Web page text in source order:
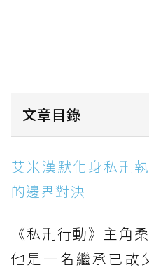
文章目錄
艾米漢默化身私刑
界對決
警方通緝卻被民眾
靈感來自德國真實
論戰
艾米漢默化身私刑
的邊界對決
《私刑行動》主角
他是一名繼承已故